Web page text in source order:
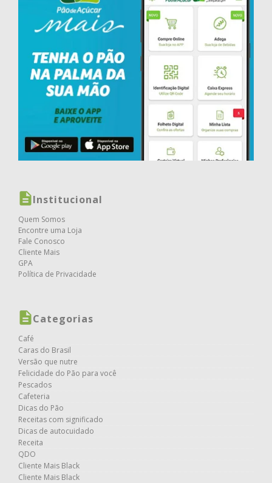
Institucional
Quem Somos
Encontre uma Loja
Fale Conosco
Cliente Mais
GPA
Política de Privacidade
Categorias
Café
Caras do Brasil
Versão que nutre
Felicidade do Pão para você
Pescados
Cafeteria
Dicas do Pão
Receitas com significado
Dicas de autocuidado
Receita
QDO
Cliente Mais Black
Cliente Mais Black